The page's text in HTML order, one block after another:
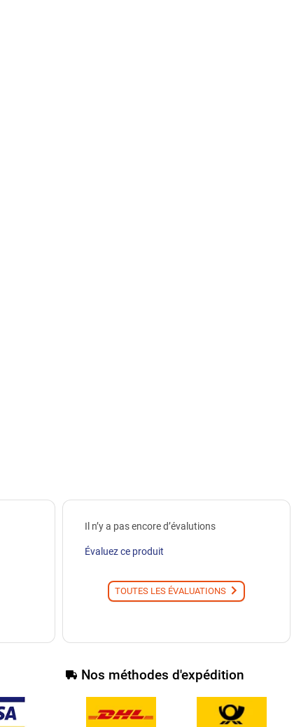
Il n’y a pas encore d’évalutions
Évaluez ce produit
TOUTES LES ÉVALUATIONS
Nos méthodes d'expédition